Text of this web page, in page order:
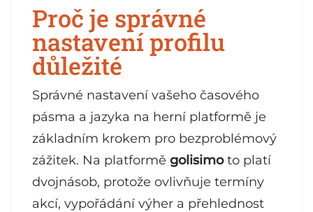
Proč je správné
nastavení profilu
důležité
Správné nastavení vašeho časového
pásma a jazyka na herní platformě je
základním krokem pro bezproblémový
zážitek. Na platformě golisimoto platí
dvojnásob, protože ovlivňuje termíny
akcí, vypořádání výher a přehlednost